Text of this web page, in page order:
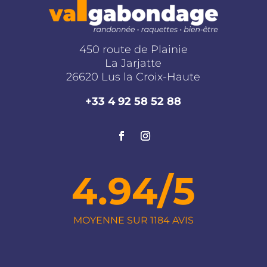
rejouissent les papilles.
Ce fût un plaisir de partagée cette belle semaine
à La Jarjatte avec toi. Merci pour ce retour
chaleureux et sympathique. Dette semaine,
Nous nous occupons bien de Christelle...
Publié par Chagneau le 17-02-2026
450 route de Plainie
La Jarjatte
26620 Lus la Croix-Haute
+33 4 92 58 52 88
4.94/5
MOYENNE SUR 1184 AVIS